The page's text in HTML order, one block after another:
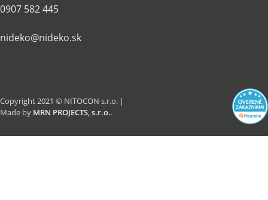
0907 582 445
nideko@nideko.sk
Copyright 2021 © NITOCON s.r.o. |
Made by MRN PROJECTS, s.r.o..